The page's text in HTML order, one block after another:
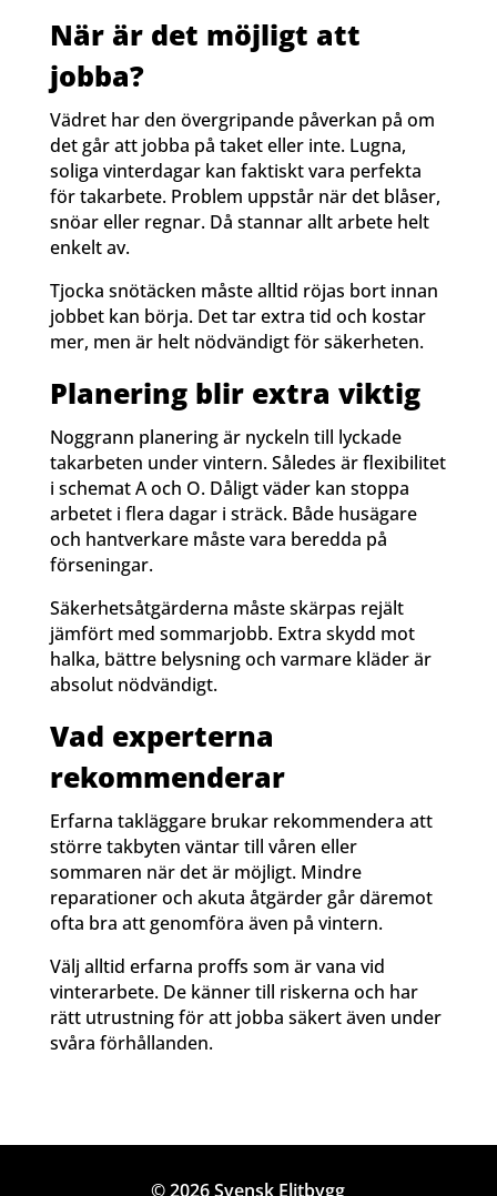
När är det möjligt att
jobba?
Vädret har den övergripande påverkan på om
det går att jobba på taket eller inte. Lugna,
soliga vinterdagar kan faktiskt vara perfekta
för takarbete. Problem uppstår när det blåser,
snöar eller regnar. Då stannar allt arbete helt
enkelt av.
Tjocka snötäcken måste alltid röjas bort innan
jobbet kan börja. Det tar extra tid och kostar
mer, men är helt nödvändigt för säkerheten.
Planering blir extra viktig
Noggrann planering är nyckeln till lyckade
takarbeten under vintern. Således är flexibilitet
i schemat A och O. Dåligt väder kan stoppa
arbetet i flera dagar i sträck. Både husägare
och hantverkare måste vara beredda på
förseningar.
Säkerhetsåtgärderna måste skärpas rejält
jämfört med sommarjobb. Extra skydd mot
halka, bättre belysning och varmare kläder är
absolut nödvändigt.
Vad experterna
rekommenderar
Erfarna takläggare brukar rekommendera att
större takbyten väntar till våren eller
sommaren när det är möjligt. Mindre
reparationer och akuta åtgärder går däremot
ofta bra att genomföra även på vintern.
Välj alltid erfarna proffs som är vana vid
vinterarbete. De känner till riskerna och har
rätt utrustning för att jobba säkert även under
svåra förhållanden.
© 2026 Svensk Elitbygg